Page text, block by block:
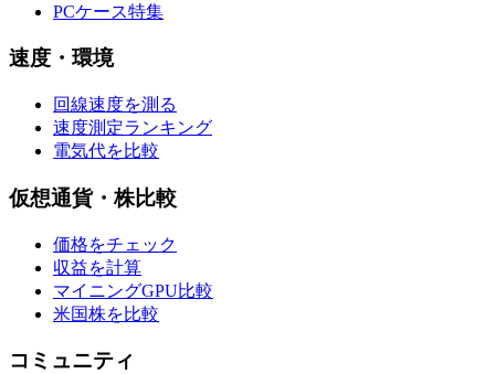
PCケース特集
速度・環境
回線速度を測る
速度測定ランキング
電気代を比較
仮想通貨・株比較
価格をチェック
収益を計算
マイニングGPU比較
米国株を比較
コミュニティ